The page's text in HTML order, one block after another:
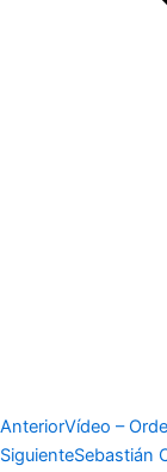
AnteriorVídeo –
SiguienteSebastián